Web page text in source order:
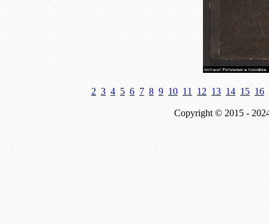
2 3 4 5 6 7 8 9 10 11 12 13 14 15 16
Copyright © 2015 -